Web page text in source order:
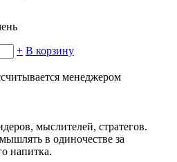
+ В корзину
менеджером
мыслителей, стратегов.
в одиночестве за
напитка.